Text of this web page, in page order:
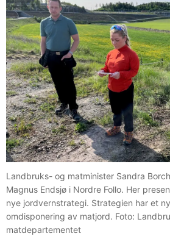
Landbruks- og matminister Sandra
Magnus Endsjø i Nordre Follo. Her
nye jordvernstrategi. Strategien har et
omdisponering av matjord. Foto:
matdepartementet